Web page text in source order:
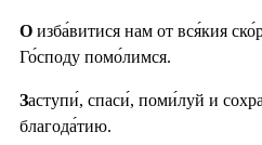
О изба́витися нам от вся́кия
Го́споду помо́лимся.
Заступи́, спаси́, поми́луй и
благода́тию.